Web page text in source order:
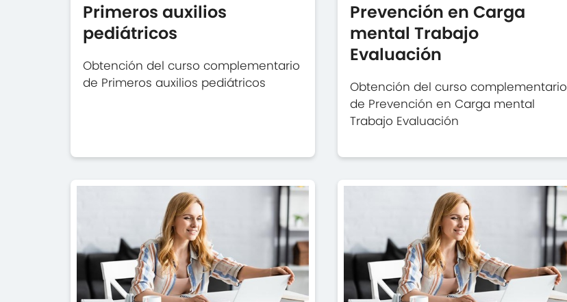
Primeros auxilios
pediátricos
Obtención del curso complementario
de Primeros auxilios pediátricos
Prevención en Carga
mental Trabajo
Evaluación
Obtención del curso complementario
de Prevención en Carga mental
Trabajo Evaluación